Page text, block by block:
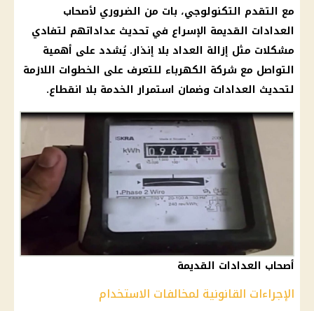
مع التقدم التكنولوجي، بات من الضروري لأصحاب
العدادات القديمة الإسراع في تحديث عداداتهم لتفادي
مشكلات مثل إزالة العداد بلا إنذار. يُشدد على أهمية
التواصل مع شركة الكهرباء للتعرف على الخطوات اللازمة
لتحديث العدادات وضمان استمرار الخدمة بلا انقطاع.
أصحاب العدادات القديمة
الإجراءات القانونية لمخالفات الاستخدام